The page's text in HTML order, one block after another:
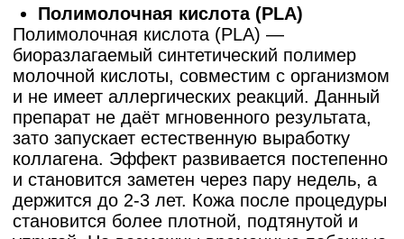
безопасность и комфорт процедуры.
Опытные специалисты работают с
сертифицированными препаратами
на основе гиалуроновой кислоты,
которые позволяют достичь
естественного и гармоничного
результата.
На представленных фотографиях вы
можете увидеть реальные
результаты работы наших
косметологов. Демонстрируются
снимки до и после процедуры,
показывающие преображение:
увеличение объема, коррекцию
формы и устранение асимметрии.